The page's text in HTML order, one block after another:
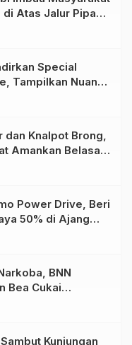
Atas Jalur Pipa
Bersama
Special
Tampilkan Nuansa
Semakin Skena
dan Knalpot Brong,
Amankan Belasan
Power Drive, Beri
50% di Ajang
BNN
Bea Cukai
Pelaku beserta
Kunjungan